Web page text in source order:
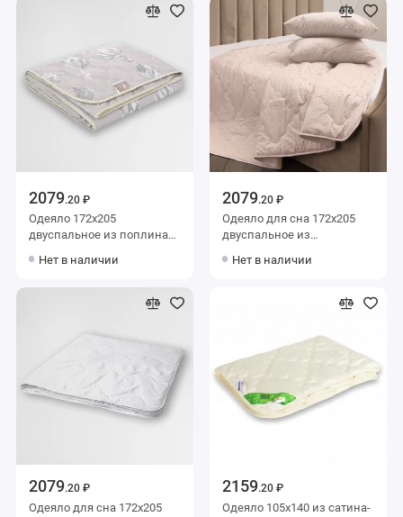
2079.20 ₽
Одеяло 172х205
двуспальное из поплина
Столица текстиля
Нет в наличии
2079.20 ₽
Одеяло для сна 172х205
двуспальное из
шерсть овечья,
Нет в наличии
2079.20 ₽
Одеяло для сна 172х205
2159.20 ₽
Одеяло 105х140 из сатина-